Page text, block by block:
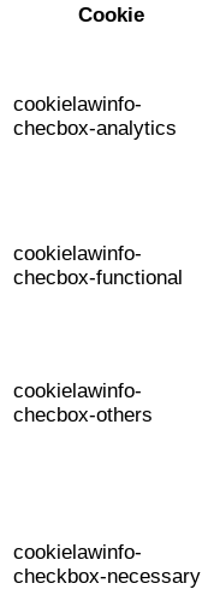
Cookie
cookielawinfo-
checbox-analytics
cookielawinfo-
checbox-functional
cookielawinfo-
checbox-others
cookielawinfo-
checkbox-necessary